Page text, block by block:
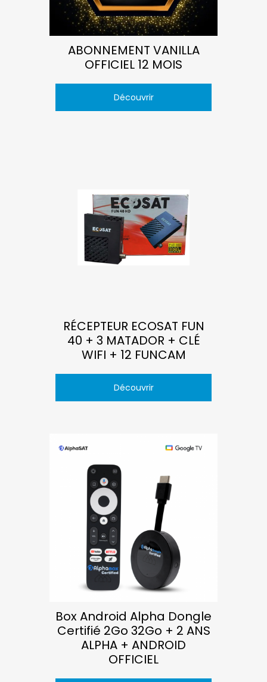
ABONNEMENT VANILLA
OFFICIEL 12 MOIS
Découvrir
RÉCEPTEUR ECOSAT FUN
40 + 3 MATADOR + CLÉ
WIFI + 12 FUNCAM
Découvrir
Box Android Alpha Dongle
Certifié 2Go 32Go + 2 ANS
ALPHA + ANDROID
OFFICIEL